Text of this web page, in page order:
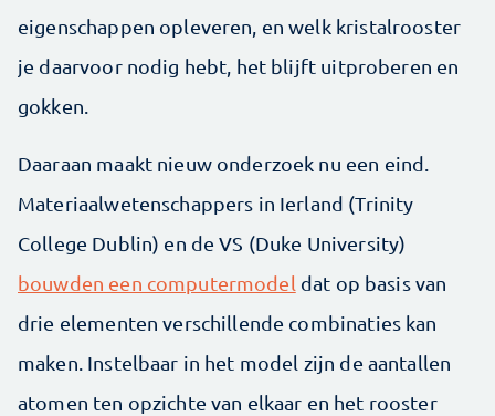
eigenschappen opleveren, en welk kristalrooster
je daarvoor nodig hebt, het blijft uitproberen en
gokken.
Daaraan maakt nieuw onderzoek nu een eind.
Materiaalwetenschappers in Ierland (Trinity
College Dublin) en de VS (Duke University)
bouwden een computermodel dat op basis van
drie elementen verschillende combinaties kan
maken. Instelbaar in het model zijn de aantallen
atomen ten opzichte van elkaar en het rooster